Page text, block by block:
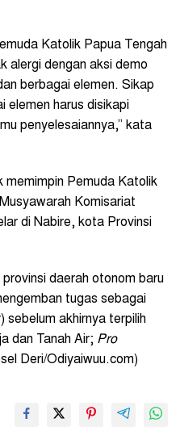
Katolik Papua Tengah
alergi dengan aksi demo
berbagai elemen. Sikap
elemen harus disikapi
penyelesaiannya,” kata
memimpin Pemuda Katolik
Komisariat
di Nabire, kota Provinsi
daerah otonom baru
tugas sebagai
akhirnya terpilih
dan Tanah Air; Pro
Deri/Odiyaiwuu.com)